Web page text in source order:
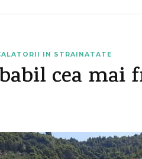
IN STRAINATATE
cea mai